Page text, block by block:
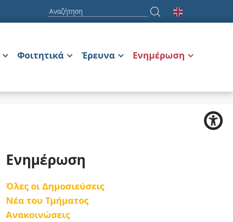
Φοιτητικά Έρευνα Ενημέρωση
Ενημέρωση
Όλες οι Δημοσιεύσεις
Νέα του Τμήματος
Ανακοινώσεις